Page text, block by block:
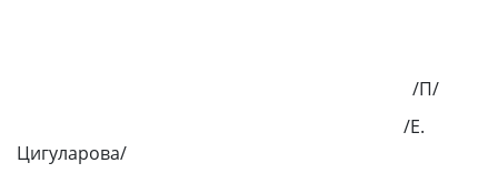
/П/
/Е.
Цигуларова/